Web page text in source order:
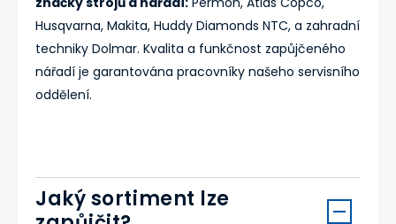
Husqvarna, Makita, Huddy Diamonds NTC, a zahradní
techniky Dolmar. Kvalita a funkčnost zapůjčeného
nářadí je garantována pracovníky našeho servisního
oddělení.
Jaký sortiment lze